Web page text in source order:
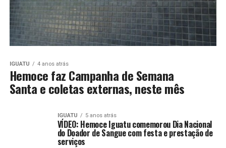
IGUATU 4 anos atrás
Hemoce faz Campanha de Semana
Santa e coletas externas, neste mês
IGUATU 5 anos atrás
VÍDEO: Hemoce Iguatu comemorou Dia Nacional
do Doador de Sangue com festa e prestação de
serviços